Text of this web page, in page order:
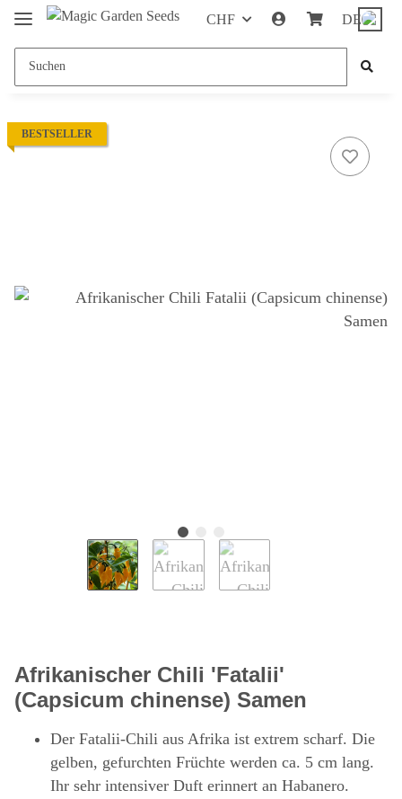
CHF DE
BESTSELLER
Afrikanischer Chili 'Fatalii'
(Capsicum chinense) Samen
Der Fatalii-Chili aus Afrika ist extrem scharf. Die
gelben, gefurchten Früchte werden ca. 5 cm lang.
Ihr sehr intensiver Duft erinnert an Habanero.